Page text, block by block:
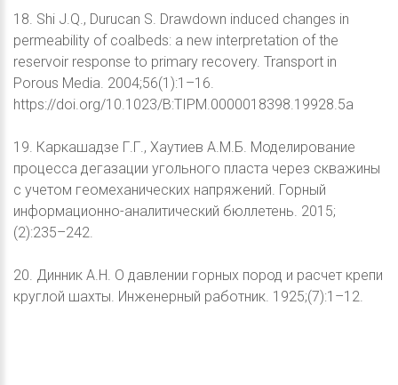
18. Shi J.Q., Durucan S. Drawdown induced changes in
permeability of coalbeds: a new interpretation of the
reservoir response to primary recovery. Transport in
Porous Media. 2004;56(1):1–16.
https://doi.org/10.1023/B:TIPM.0000018398.19928.5a
19. Каркашадзе Г.Г., Хаутиев А.М.Б. Моделирование
процесса дегазации угольного пласта через скважины
с учетом геомеханических напряжений. Горный
информационно-аналитический бюллетень. 2015;
(2):235–242.
20. Динник А.Н. О давлении горных пород и расчет крепи
круглой шахты. Инженерный работник. 1925;(7):1–12.